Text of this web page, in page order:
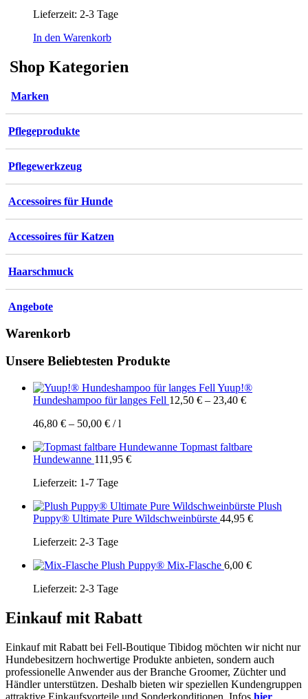
Lieferzeit: 2-3 Tage
In den Warenkorb
Shop Kategorien
Marken
Pflegeprodukte
Pflegewerkzeug
Accessoires für Hunde
Accessoires für Katzen
Haarschmuck
Angebote
Warenkorb
Unsere Beliebtesten Produkte
Yuup!®
Hundeshampoo für langes Fell 12,50 € – 23,40 €
46,80 € – 50,00 € /l
Topmast faltbare
Hundewanne 111,95 €
Lieferzeit: 1-7 Tage
Plush
Puppy® Ultimate Pure Wildschweinbürste 44,95 €
Lieferzeit: 2-3 Tage
Plush Puppy® Mix-Flasche 6,00 €
Lieferzeit: 2-3 Tage
Einkauf mit Rabatt
Einkauf mit Rabatt bei Fell-Boutique Tibidog möchten wir nicht nur
Hundebesitzern hochwertige Produkte anbieten, sondern auch
professionelle Anwender aus der Branche Groomer, Züchter und
Händler unterstützen. Deshalb bieten wir speziellen Kundengruppen
attraktive Einkaufsvorteile und Sonderkonditionen. Infos hier